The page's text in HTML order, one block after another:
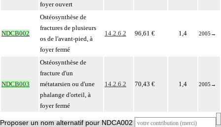
foyer ouvert
NDCB002
Ostéosynthèse de
fractures de plusieurs
os de l'avant-pied, à
foyer fermé
14.2.6.2 96,61 € 1,4 2005 →
NDCB003
Ostéosynthèse de
fracture d'un
métatarsien ou d'une
phalange d'orteil, à
foyer fermé
14.2.6.2 70,43 € 1,4 2005 →
Proposer un nom alternatif pour NDCA002